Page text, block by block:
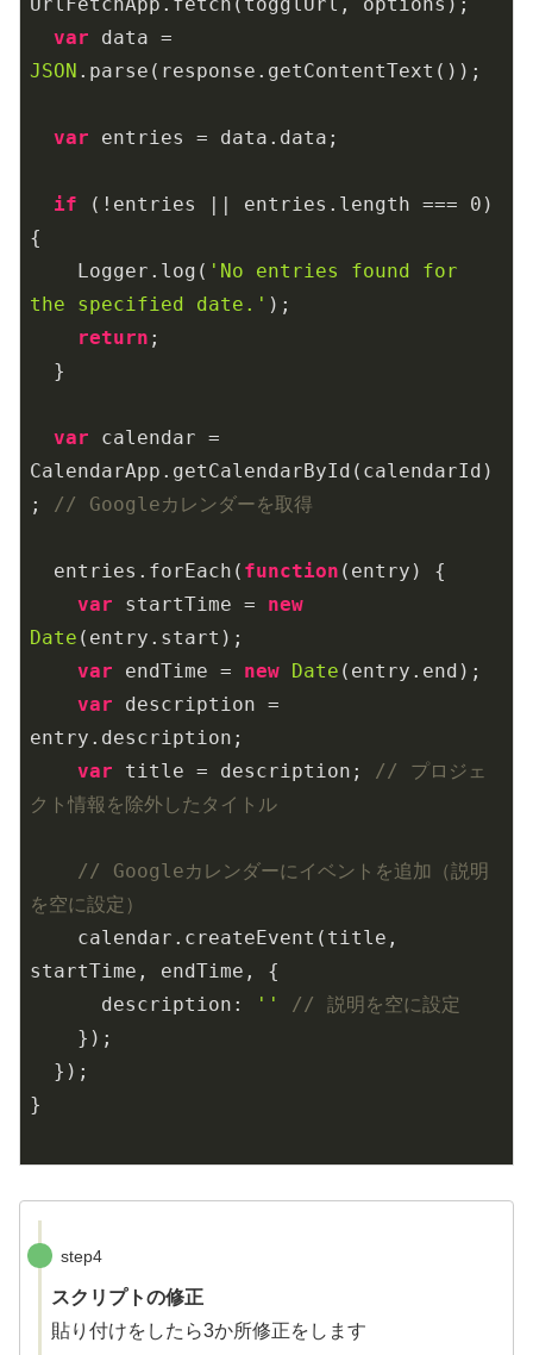
UrlFetchApp.fetch(togglUrl, options);
var
JSON .parse(response.getContentText());
var entries = data.data;
if (!entries || entries.length === 0 )
{
    Logger.log(
'No entries found for
the specified date.' );
return ;
var calendar =
CalendarApp.getCalendarById(calendarId)
; // Googleカレンダーを取得
  entries.forEach(
function ( entry ) {
var startTime = new
Date (entry.start);
var endTime = new Date (entry.end);
var description =
entry.description;
var title = description; // プロジェ
クト情報を除外したタイトル
// Googleカレンダーにイベントを追加（説明
を空に設定）
startTime, endTime, {
description : ''
// 説明を空に設定
}
step4
スクリプトの修正
貼り付けをしたら3か所修正をします